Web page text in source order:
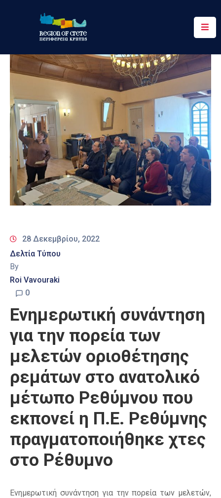
Περιφέρεια
Ενημέρωση
&
Δράσεις
Ψηφιακές
Υπηρεσίες
Επικοινωνία
28 Δεκεμβρίου, 2022
Δελτία Τύπου
By
Roi Vavouraki
0
Ενημερωτική συνάντηση
για την πορεία των
μελετών οριοθέτησης
ρεμάτων στο ανατολικό
μέτωπο Ρεθύμνου που
εκπονεί η Π.Ε. Ρεθύμνης
πραγματοποιήθηκε χτες
στο Ρέθυμνο
Ενημερωτική συνάντηση για την πορεία των μελετών,